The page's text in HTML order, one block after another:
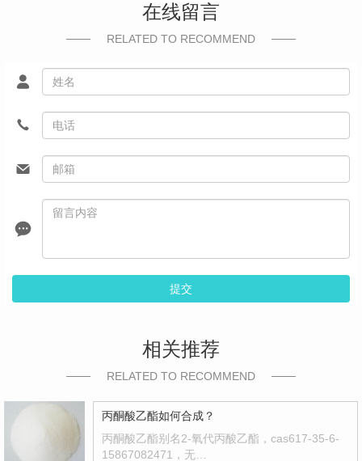
在线留言
RELATED TO RECOMMEND
提交
相关推荐
RELATED TO RECOMMEND
丙酮酸乙酯如何合成？
丙酮酸乙酯别名2-氧代丙酸乙酯，cas617-35-6-
15867082471，无…